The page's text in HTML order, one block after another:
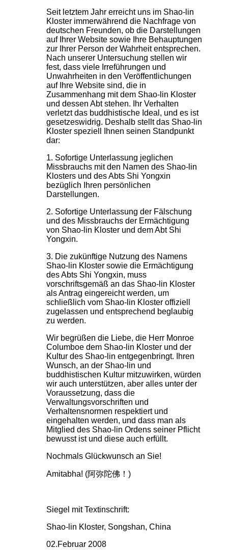
Seit letztem Jahr erreicht uns im Shao-lin
Kloster immerwährend die Nachfrage von
deutschen Freunden, ob die Darstellungen
auf Ihrer Website sowie Ihre Behauptungen
zur Ihrer Person der Wahrheit entsprechen.
Nach unserer Untersuchung stellen wir
fest, dass viele Irreführungen und
Unwahrheiten in den Veröffentlichungen
auf Ihre Website sind, die in
Zusammenhang mit dem Shao-lin Kloster
und dessen Abt stehen. Ihr Verhalten
verletzt das buddhistische Ideal, und es ist
gesetzeswidrig. Deshalb stellt das Shao-lin
Kloster speziell Ihnen seinen Standpunkt
dar:
1. Sofortige Unterlassung jeglichen
Missbrauchs mit den Namen des Shao-lin
Klosters und des Abts Shi Yongxin
bezüglich Ihren persönlichen
Darstellungen.
2. Sofortige Unterlassung der Fälschung
und des Missbrauchs der Ermächtigung
von Shao-lin Kloster und dem Abt Shi
Yongxin.
3. Die zukünftige Nutzung des Namens
Shao-lin Kloster sowie die Ermächtigung
des Abts Shi Yongxin, muss
vorschriftsgemäß an das Shao-lin Kloster
als Antrag eingereicht werden, um
schließlich vom Shao-lin Kloster offiziell
zugelassen und entsprechend beglaubig
zu werden.
Wir begrüßen die Liebe, die Herr Monroe
Columboe dem Shao-lin Kloster und der
Kultur des Shao-lin entgegenbringt. Ihren
Wunsch, an der Shao-lin und
buddhistischen Kultur mitzuwirken, würden
wir auch unterstützen, aber alles unter der
Voraussetzung, dass die
Verwaltungsvorschriften und
Verhaltensnormen respektiert und
eingehalten werden, und dass man als
Mitglied des Shao-lin Ordens seiner Pflicht
bewusst ist und diese auch erfüllt.
Nochmals Glückwunsch an Sie!
Amitabha! (阿弥陀佛！ )
Siegel mit Textinschrift:
Shao-lin Kloster, Songshan, China
02.Februar 2008